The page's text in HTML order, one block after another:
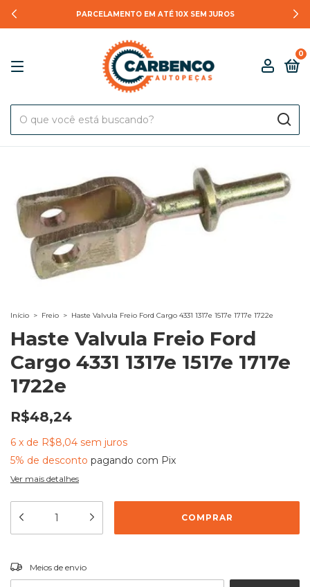
PARCELAMENTO EM ATÉ 10X SEM JUROS
0
Início > Freio > Haste Valvula Freio Ford Cargo 4331 1317e 1517e 1717e 1722e
Haste Valvula Freio Ford
Cargo 4331 1317e 1517e 1717e
1722e
R$48,24
6 x de R$8,04 sem juros
5% de desconto pagando com Pix
Ver mais detalhes
Entregas para o CEP:
Meios de envio